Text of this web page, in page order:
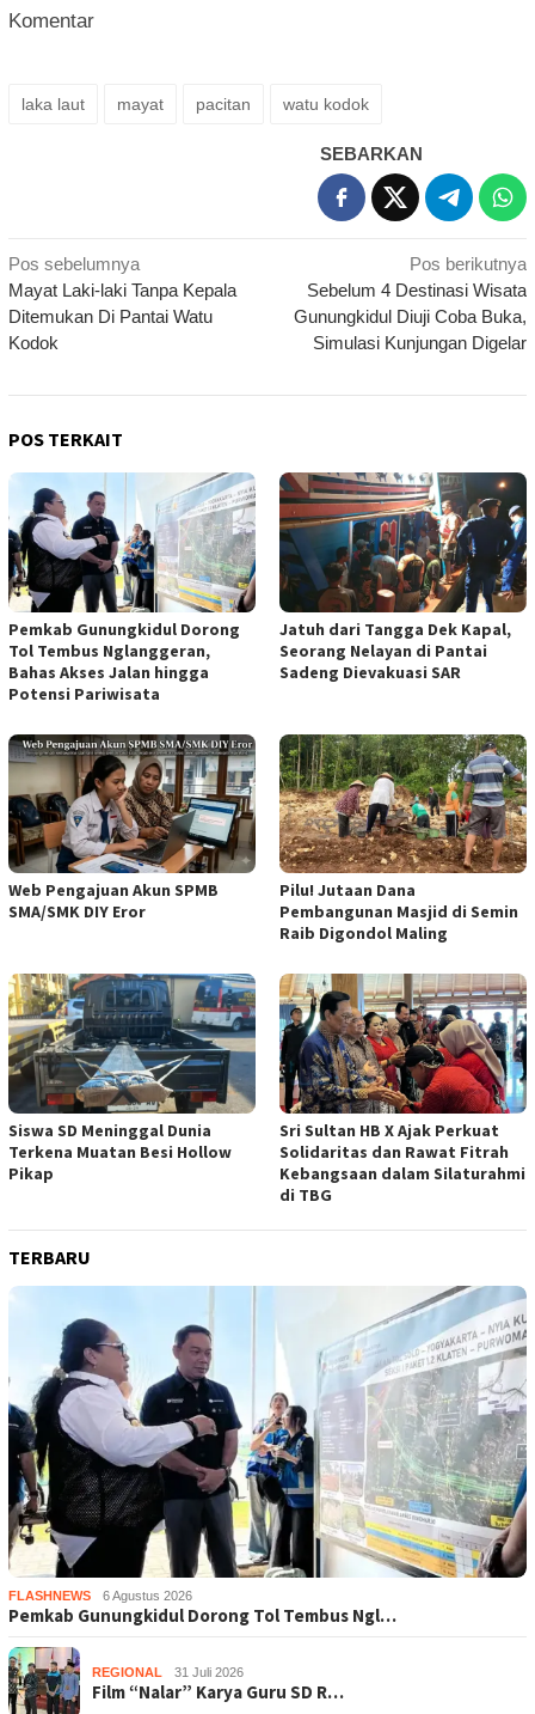
Komentar
laka laut mayat pacitan watu kodok
SEBARKAN
Navigasi
pos
Pos sebelumnya
Mayat Laki-laki Tanpa Kepala
Ditemukan Di Pantai Watu
Kodok
Pos berikutnya
Sebelum 4 Destinasi Wisata
Gunungkidul Diuji Coba Buka,
Simulasi Kunjungan Digelar
POS TERKAIT
Pemkab Gunungkidul Dorong
Tol Tembus Nglanggeran,
Bahas Akses Jalan hingga
Potensi Pariwisata
Jatuh dari Tangga Dek Kapal,
Seorang Nelayan di Pantai
Sadeng Dievakuasi SAR
Web Pengajuan Akun SPMB
SMA/SMK DIY Eror
Pilu! Jutaan Dana
Pembangunan Masjid di Semin
Raib Digondol Maling
Siswa SD Meninggal Dunia
Terkena Muatan Besi Hollow
Pikap
Sri Sultan HB X Ajak Perkuat
Solidaritas dan Rawat Fitrah
Kebangsaan dalam Silaturahmi
di TBG
TERBARU
FLASHNEWS 6 Agustus 2026
Pemkab Gunungkidul Dorong Tol Tembus Ngl…
REGIONAL 31 Juli 2026
Film “Nalar” Karya Guru SD R…